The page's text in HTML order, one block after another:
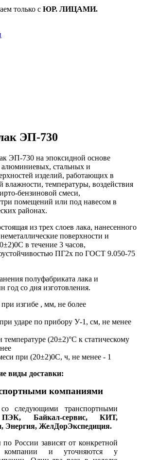
только с ЮР. ЛИЦАМИ.
ЭП-730
ЭП-730 на эпоксидной основе
алюминиевых, стальных и
изделий, работающих в
температуры, воздействия
бензиновой смеси,
помещений или под навесом в
районах.
из трех слоев лака, нанесенного
поверхности и
в течение 3 часов,
ПГ2х по ГОСТ 9.050-75
полуфабриката лака и
год со дня изготовления.
изгибе , мм, не более
ударе по прибору У-1, см, не менее
(20±2)°С к статическому
при (20±2)0С, ч, не менее - 1
виды доставки:
компаниями
следующими транспортными
ПЭК, Байкал-сервис, КИТ,
Энергия, ЖелДорЭкспедиция.
России зависят от конкретной
компании и уточняются у